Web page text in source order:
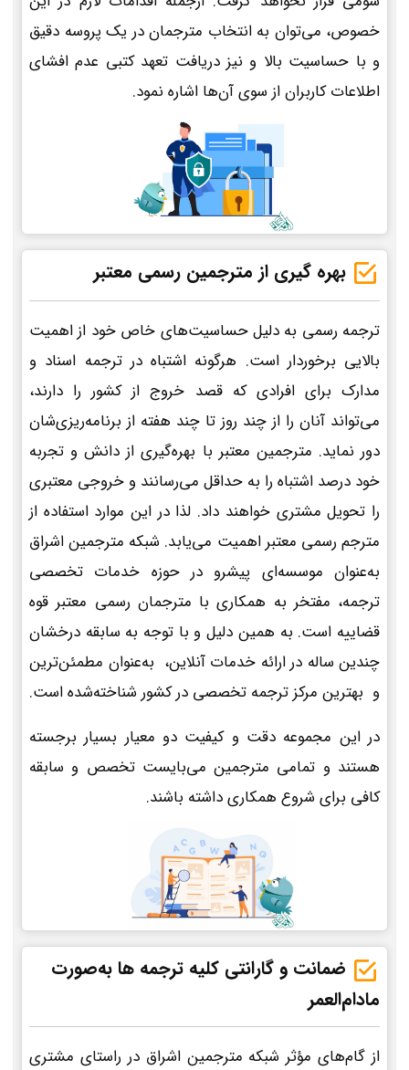
خصوص، می‌توان به انتخاب مترجمان در یک پروسه دقیق
و با حساسیت بالا و نیز دریافت تعهد کتبی عدم افشای
اطلاعات کاربران از سوی آن‌ها اشاره نمود.
بهره گیری از مترجمین رسمی معتبر
ترجمه رسمی به دلیل حساسیت‌های خاص خود از اهمیت
بالایی برخوردار است. هرگونه اشتباه در ترجمه اسناد و
مدارک برای افرادی که قصد خروج از کشور را دارند،
می‌تواند آنان را از چند روز تا چند هفته از برنامه‌ریزی‌شان
دور نماید. مترجمین معتبر با بهره‌گیری از دانش و تجربه
خود درصد اشتباه را به حداقل می‌رسانند و خروجی معتبری
را تحویل مشتری خواهند داد. لذا در این موارد استفاده از
مترجم رسمی معتبر اهمیت می‌یابد. شبکه مترجمین اشراق
به‌عنوان موسسه‌ای پیشرو در حوزه خدمات تخصصی
ترجمه، مفتخر به همکاری با مترجمان رسمی معتبر قوه
قضاییه است. به همین دلیل و با توجه به سابقه درخشان
چندین ساله در ارائه خدمات آنلاین، به‌عنوان مطمئن‌ترین
و بهترین مرکز ترجمه تخصصی در کشور شناخته‌شده است.
در این مجموعه دقت و کیفیت دو معیار بسیار برجسته
هستند و تمامی مترجمین می‌بایست تخصص و سابقه
کافی برای شروع همکاری داشته باشند.
ضمانت و گارانتی کلیه ترجمه ها به‌صورت
مادام‌العمر
از گام‌های مؤثر شبکه مترجمین اشراق در راستای مشتری